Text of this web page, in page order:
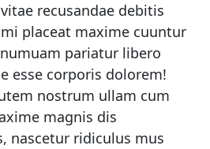
recusandae debitis
placeat maxime cuuntur
pariatur libero
esse corporis dolorem!
nostrum ullam cum
magnis dis
nascetur ridiculus mus